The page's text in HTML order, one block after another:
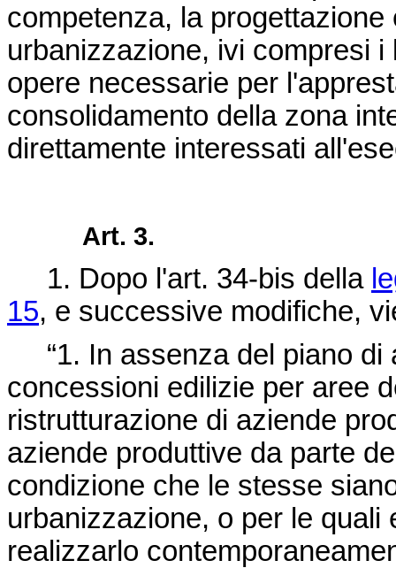
competenza, la
urbanizzazione, ivi compresi
opere necessarie per
consolidamento della zona
direttamente interessati
Art. 3.
1. Dopo l'art. 34-bis della
15, e successive modifiche,
“1. In assenza del piano di
concessioni edilizie per aree
ristrutturazione di aziende
aziende produttive da parte
condizione che le stesse
urbanizzazione, o per le
realizzarlo